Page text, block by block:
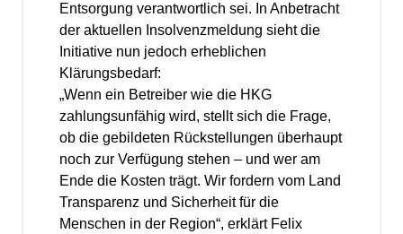
Entsorgung verantwortlich sei. In Anbetracht
der aktuellen Insolvenzmeldung sieht die
Initiative nun jedoch erheblichen
Klärungsbedarf:
„Wenn ein Betreiber wie die HKG
zahlungsunfähig wird, stellt sich die Frage,
ob die gebildeten Rückstellungen überhaupt
noch zur Verfügung stehen – und wer am
Ende die Kosten trägt. Wir fordern vom Land
Transparenz und Sicherheit für die
Menschen in der Region“, erklärt Felix